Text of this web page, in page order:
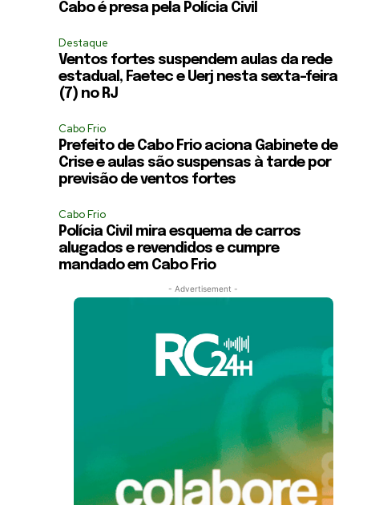
Cabo é presa pela Polícia Civil
Destaque
Ventos fortes suspendem aulas da rede
estadual, Faetec e Uerj nesta sexta-feira
(7) no RJ
Cabo Frio
Prefeito de Cabo Frio aciona Gabinete de
Crise e aulas são suspensas à tarde por
previsão de ventos fortes
Cabo Frio
Polícia Civil mira esquema de carros
alugados e revendidos e cumpre
mandado em Cabo Frio
- Advertisement -